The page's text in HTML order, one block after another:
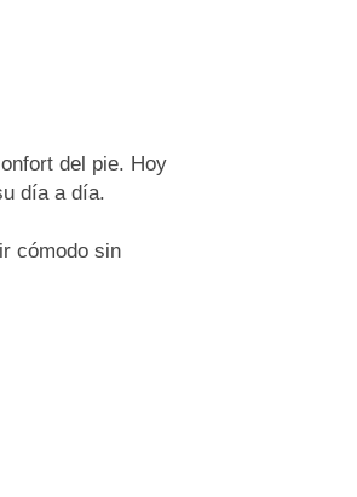
del pie. Hoy
día a día.
cómodo sin